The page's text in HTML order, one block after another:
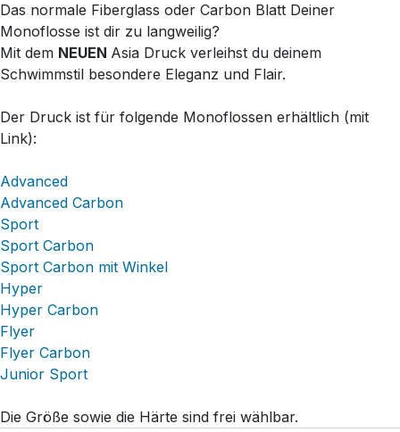
Das normale Fiberglass oder Carbon Blatt Deiner
Monoflosse ist dir zu langweilig?
Mit dem NEUEN Asia Druck verleihst du deinem
Schwimmstil besondere Eleganz und Flair.
Der Druck ist für folgende Monoflossen erhältlich (mit
Link):
Advanced
Advanced Carbon
Sport
Sport Carbon
Sport Carbon mit Winkel
Hyper
Hyper Carbon
Flyer
Flyer Carbon
Junior Sport
Die Größe sowie die Härte sind frei wählbar.